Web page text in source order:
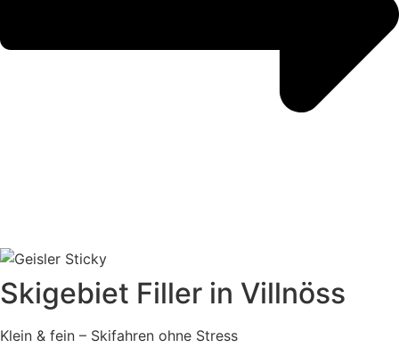
Skigebiet Filler in Villnöss
Klein & fein – Skifahren ohne Stress